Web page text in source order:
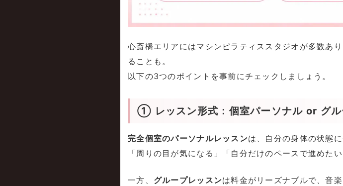
心斎橋エリアにはマシンピラティススタジオが多数あり
ることも。
以下の3つのポイントを事前にチェックしましょう。
① レッスン形式：個室パーソナル or グル
完全個室のパーソナルレッスンは、自分の身体の状態
「周りの目が気になる」「自分だけのペースで進めた
一方、 グループレッスンは料金がリーズナブルで、音